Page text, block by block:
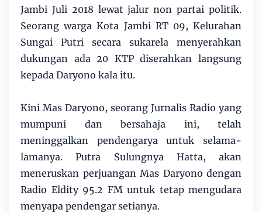
Jambi Juli 2018 lewat jalur non partai politik.
Seorang warga Kota Jambi RT 09, Kelurahan
Sungai Putri secara sukarela menyerahkan
dukungan ada 20 KTP diserahkan langsung
kepada Daryono kala itu.
Kini Mas Daryono, seorang Jurnalis Radio yang
mumpuni dan bersahaja ini, telah
meninggalkan pendengarya untuk selama-
lamanya. Putra Sulungnya Hatta, akan
meneruskan perjuangan Mas Daryono dengan
Radio Eldity 95.2 FM untuk tetap mengudara
menyapa pendengar setianya.